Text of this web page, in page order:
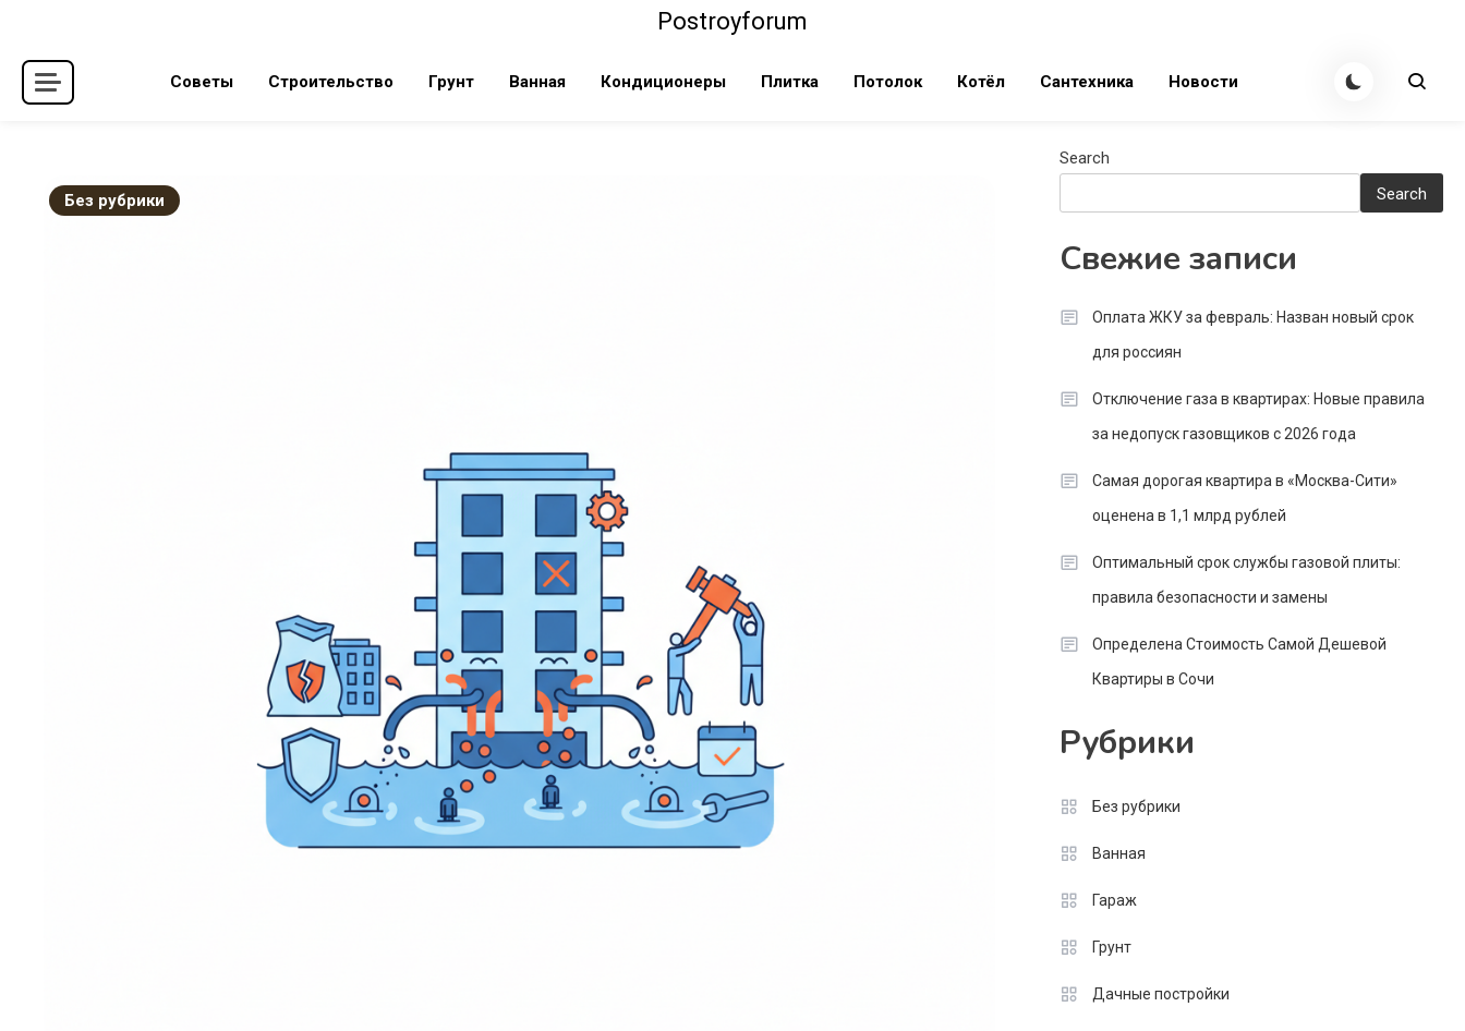
content
Postroyforum
Советы Строительство Грунт Ванная Кондиционеры Плитка Потолок Котёл Сантехника Новости
Без рубрики
Search
Search
Свежие записи
Оплата ЖКУ за февраль: Назван новый срок
для россиян
Отключение газа в квартирах: Новые правила
за недопуск газовщиков с 2026 года
Самая дорогая квартира в «Москва-Сити»
оценена в 1,1 млрд рублей
Оптимальный срок службы газовой плиты:
правила безопасности и замены
Определена Стоимость Самой Дешевой
Квартиры в Сочи
Рубрики
Без рубрики
Ванная
Гараж
Грунт
Дачные постройки